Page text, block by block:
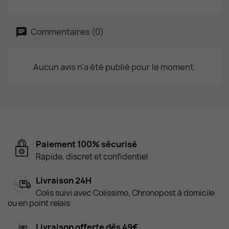
Commentaires (0)
Aucun avis n'a été publié pour le moment.
Paiement 100% sécurisé
Rapide, discret et confidentiel
Livraison 24H
Colis suivi avec Colissimo, Chronopost à domicile
ou en point relais